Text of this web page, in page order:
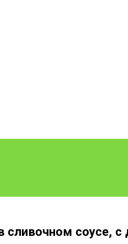
сливочном соусе,